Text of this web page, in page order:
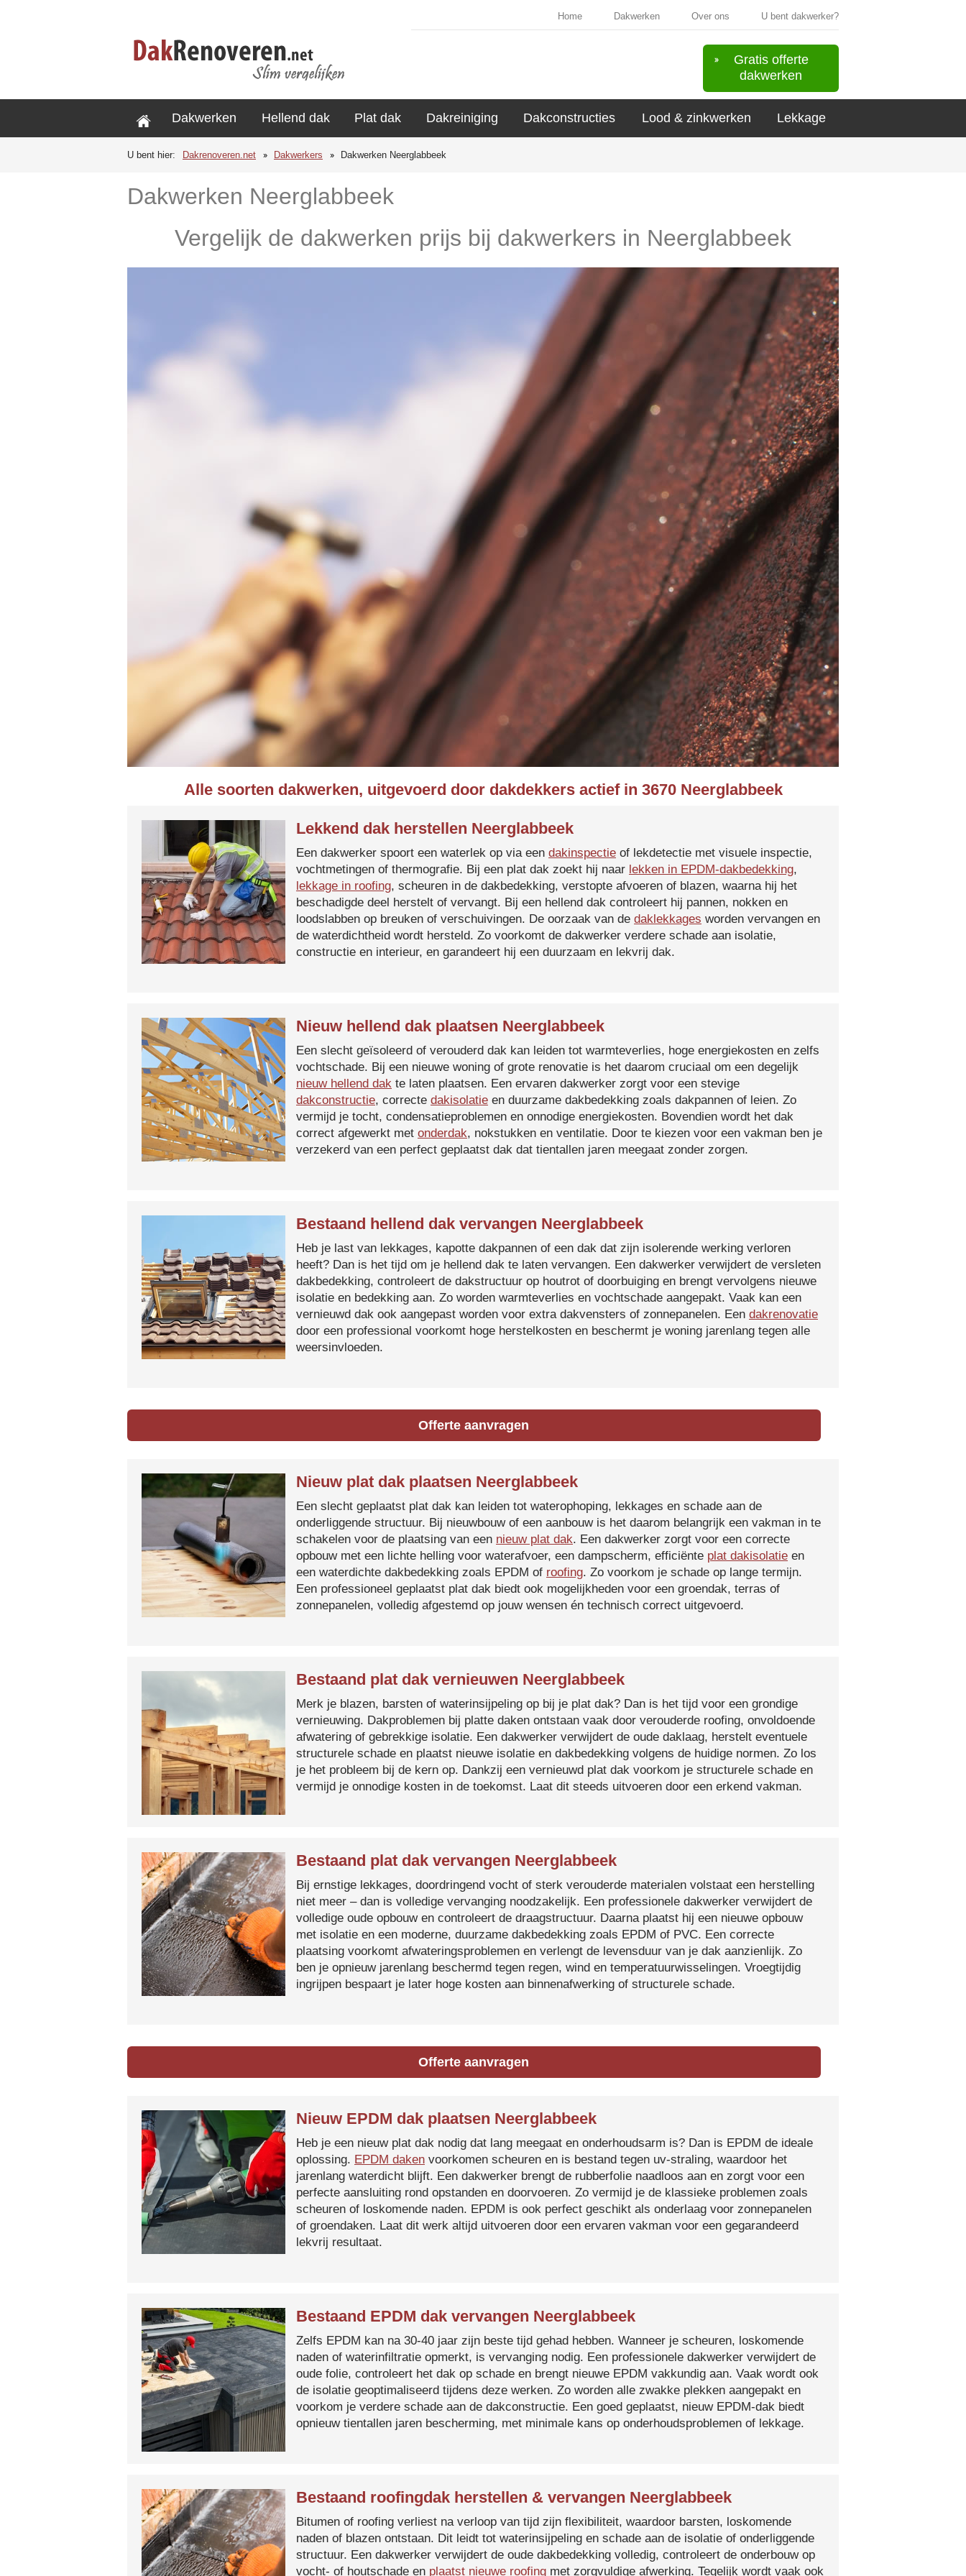
Home Dakwerken Over ons U bent dakwerker?
Gratis offerte
dakwerken
Dakwerken Hellend dak Plat dak Dakreiniging Dakconstructies Lood & zinkwerken Lekkage
U bent hier: Dakrenoveren.net Dakwerkers Dakwerken Neerglabbeek
Dakwerken Neerglabbeek
Vergelijk de dakwerken prijs bij dakwerkers in Neerglabbeek
Alle soorten dakwerken, uitgevoerd door dakdekkers actief in 3670 Neerglabbeek
Lekkend dak herstellen Neerglabbeek
Een dakwerker spoort een waterlek op via een dakinspectie of lekdetectie met visuele inspectie,
vochtmetingen of thermografie. Bij een plat dak zoekt hij naar lekken in EPDM-dakbedekking,
lekkage in roofing, scheuren in de dakbedekking, verstopte afvoeren of blazen, waarna hij het
beschadigde deel herstelt of vervangt. Bij een hellend dak controleert hij pannen, nokken en
loodslabben op breuken of verschuivingen. De oorzaak van de daklekkages worden vervangen en
de waterdichtheid wordt hersteld. Zo voorkomt de dakwerker verdere schade aan isolatie,
constructie en interieur, en garandeert hij een duurzaam en lekvrij dak.
Nieuw hellend dak plaatsen Neerglabbeek
Een slecht geïsoleerd of verouderd dak kan leiden tot warmteverlies, hoge energiekosten en zelfs
vochtschade. Bij een nieuwe woning of grote renovatie is het daarom cruciaal om een degelijk
nieuw hellend dak te laten plaatsen. Een ervaren dakwerker zorgt voor een stevige
dakconstructie, correcte dakisolatie en duurzame dakbedekking zoals dakpannen of leien. Zo
vermijd je tocht, condensatieproblemen en onnodige energiekosten. Bovendien wordt het dak
correct afgewerkt met onderdak, nokstukken en ventilatie. Door te kiezen voor een vakman ben je
verzekerd van een perfect geplaatst dak dat tientallen jaren meegaat zonder zorgen.
Bestaand hellend dak vervangen Neerglabbeek
Heb je last van lekkages, kapotte dakpannen of een dak dat zijn isolerende werking verloren
heeft? Dan is het tijd om je hellend dak te laten vervangen. Een dakwerker verwijdert de versleten
dakbedekking, controleert de dakstructuur op houtrot of doorbuiging en brengt vervolgens nieuwe
isolatie en bedekking aan. Zo worden warmteverlies en vochtschade aangepakt. Vaak kan een
vernieuwd dak ook aangepast worden voor extra dakvensters of zonnepanelen. Een dakrenovatie
door een professional voorkomt hoge herstelkosten en beschermt je woning jarenlang tegen alle
weersinvloeden.
Offerte aanvragen
Nieuw plat dak plaatsen Neerglabbeek
Een slecht geplaatst plat dak kan leiden tot waterophoping, lekkages en schade aan de
onderliggende structuur. Bij nieuwbouw of een aanbouw is het daarom belangrijk een vakman in te
schakelen voor de plaatsing van een nieuw plat dak. Een dakwerker zorgt voor een correcte
opbouw met een lichte helling voor waterafvoer, een dampscherm, efficiënte plat dakisolatie en
een waterdichte dakbedekking zoals EPDM of roofing. Zo voorkom je schade op lange termijn.
Een professioneel geplaatst plat dak biedt ook mogelijkheden voor een groendak, terras of
zonnepanelen, volledig afgestemd op jouw wensen én technisch correct uitgevoerd.
Bestaand plat dak vernieuwen Neerglabbeek
Merk je blazen, barsten of waterinsijpeling op bij je plat dak? Dan is het tijd voor een grondige
vernieuwing. Dakproblemen bij platte daken ontstaan vaak door verouderde roofing, onvoldoende
afwatering of gebrekkige isolatie. Een dakwerker verwijdert de oude daklaag, herstelt eventuele
structurele schade en plaatst nieuwe isolatie en dakbedekking volgens de huidige normen. Zo los
je het probleem bij de kern op. Dankzij een vernieuwd plat dak voorkom je structurele schade en
vermijd je onnodige kosten in de toekomst. Laat dit steeds uitvoeren door een erkend vakman.
Bestaand plat dak vervangen Neerglabbeek
Bij ernstige lekkages, doordringend vocht of sterk verouderde materialen volstaat een herstelling
niet meer – dan is volledige vervanging noodzakelijk. Een professionele dakwerker verwijdert de
volledige oude opbouw en controleert de draagstructuur. Daarna plaatst hij een nieuwe opbouw
met isolatie en een moderne, duurzame dakbedekking zoals EPDM of PVC. Een correcte
plaatsing voorkomt afwateringsproblemen en verlengt de levensduur van je dak aanzienlijk. Zo
ben je opnieuw jarenlang beschermd tegen regen, wind en temperatuurwisselingen. Vroegtijdig
ingrijpen bespaart je later hoge kosten aan binnenafwerking of structurele schade.
Offerte aanvragen
Nieuw EPDM dak plaatsen Neerglabbeek
Heb je een nieuw plat dak nodig dat lang meegaat en onderhoudsarm is? Dan is EPDM de ideale
oplossing. EPDM daken voorkomen scheuren en is bestand tegen uv-straling, waardoor het
jarenlang waterdicht blijft. Een dakwerker brengt de rubberfolie naadloos aan en zorgt voor een
perfecte aansluiting rond opstanden en doorvoeren. Zo vermijd je de klassieke problemen zoals
scheuren of loskomende naden. EPDM is ook perfect geschikt als onderlaag voor zonnepanelen
of groendaken. Laat dit werk altijd uitvoeren door een ervaren vakman voor een gegarandeerd
lekvrij resultaat.
Bestaand EPDM dak vervangen Neerglabbeek
Zelfs EPDM kan na 30-40 jaar zijn beste tijd gehad hebben. Wanneer je scheuren, loskomende
naden of waterinfiltratie opmerkt, is vervanging nodig. Een professionele dakwerker verwijdert de
oude folie, controleert het dak op schade en brengt nieuwe EPDM vakkundig aan. Vaak wordt ook
de isolatie geoptimaliseerd tijdens deze werken. Zo worden alle zwakke plekken aangepakt en
voorkom je verdere schade aan de dakconstructie. Een goed geplaatst, nieuw EPDM-dak biedt
opnieuw tientallen jaren bescherming, met minimale kans op onderhoudsproblemen of lekkage.
Bestaand roofingdak herstellen & vervangen Neerglabbeek
Bitumen of roofing verliest na verloop van tijd zijn flexibiliteit, waardoor barsten, loskomende
naden of blazen ontstaan. Dit leidt tot waterinsijpeling en schade aan de isolatie of onderliggende
structuur. Een dakwerker verwijdert de oude dakbedekking volledig, controleert de onderbouw op
vocht- of houtschade en plaatst nieuwe roofing met zorgvuldige afwerking. Tegelijk wordt vaak ook